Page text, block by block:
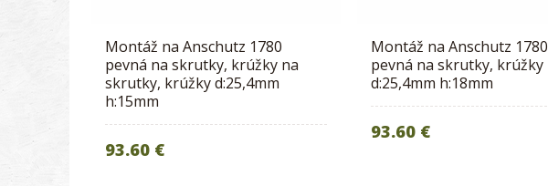
Montáž na Anschutz 1780
pevná na skrutky, krúžky na
skrutky, krúžky d:25,4mm
h:15mm
93.60 €
Montáž na Anschutz 1780
pevná na skrutky, krúžky
d:25,4mm h:18mm
93.60 €